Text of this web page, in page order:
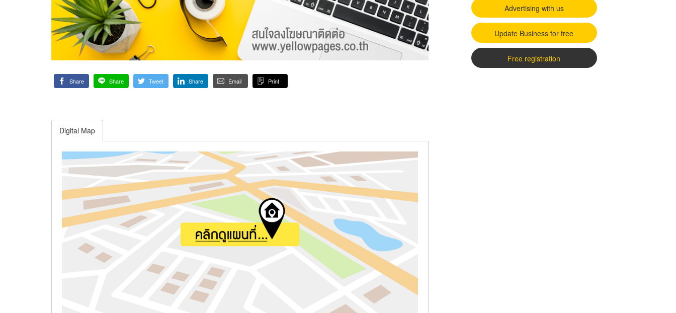
Share Share Tweet Share Email Print
Digital Map
Advertising with us
Update Business for free
Free registration